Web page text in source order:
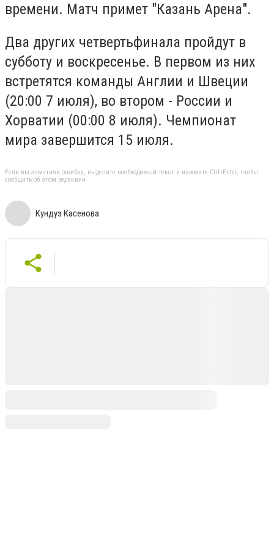
времени. Матч примет "Казань Арена".
Два других четвертьфинала пройдут в
субботу и воскресенье. В первом из них
встретятся команды Англии и Швеции
(20:00 7 июля), во втором - России и
Хорватии (00:00 8 июля). Чемпионат
мира завершится 15 июля.
Если вы заметили ошибку, выделите необходимый текст и нажмите Ctrl+Enter, чтобы
сообщить об этом редакции
Кундуз Касенова